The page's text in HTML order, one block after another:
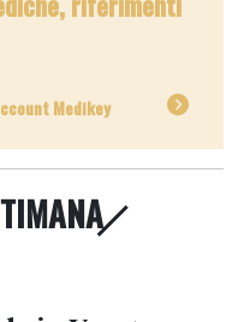
Medikey